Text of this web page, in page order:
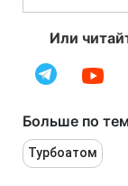
Или
Больше по
Турбоатом